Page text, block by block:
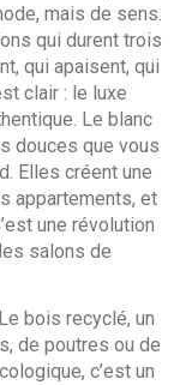
mais de sens.
qui durent trois
qui apaisent, qui
clair : le luxe
Le blanc
douces que vous
Elles créent une
appartements, et
une révolution
salons de
bois recyclé, un
de poutres ou de
c’est un